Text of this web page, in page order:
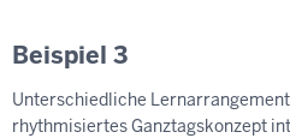
Beispiel 3
Unterschiedliche
rhythmisiertes Ganztagskonzept